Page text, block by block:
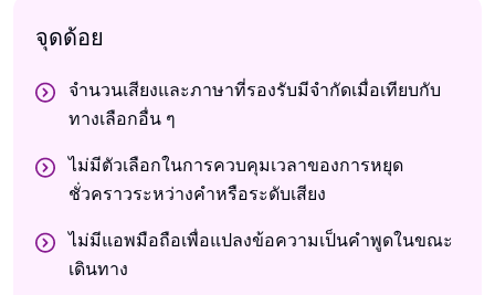
จุดด้อย
จํานวนเสียงและภาษาที่รองรับมีจํากัดเมื่อเทียบกับ
ทางเลือกอื่น ๆ
ไม่มีตัวเลือกในการควบคุมเวลาของการหยุด
ชั่วคราวระหว่างคําหรือระดับเสียง
ไม่มีแอพมือถือเพื่อแปลงข้อความเป็นคําพูดในขณะ
เดินทาง